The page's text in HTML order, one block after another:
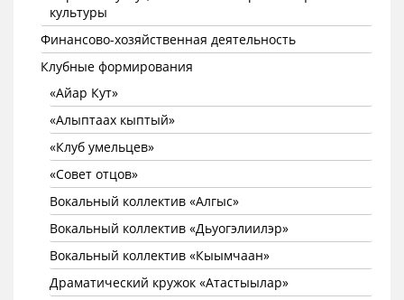
культуры
Финансово-хозяйственная деятельность
Клубные формирования
«Айар Кут»
«Алыптаах кыптый»
«Клуб умельцев»
«Совет отцов»
Вокальный коллектив «Алгыс»
Вокальный коллектив «Дьуогэлиилэр»
Вокальный коллектив «Кыымчаан»
Драматический кружок «Атастыылар»